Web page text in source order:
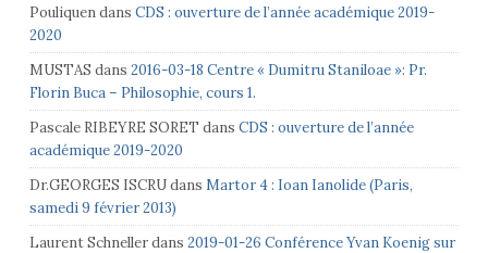
Pouliquendans CDS : ouverture de l’année académique 2019-
2020
MUSTAS dans 2016-03-18 Centre « Dumitru Staniloae »: Pr.
Florin Buca – Philosophie, cours 1.
Pascale RIBEYRE SORET dans CDS : ouverture de l’année
académique 2019-2020
Dr.GEORGES ISCRUdans Martor 4 : Ioan Ianolide (Paris,
samedi 9 février 2013)
Laurent Schnellerdans 2019-01-26 Conférence Yvan Koenig sur